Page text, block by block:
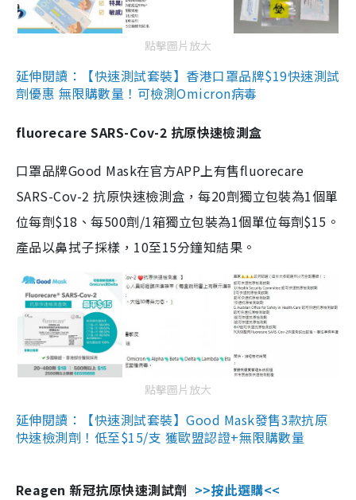
點擊圖片放大
延伸閱讀：【快速測試套裝】香港口罩品牌$19快速測試
劑優惠 無限購數量！可檢測Omicron病毒
fluorecare SARS-Cov-2 抗原快速檢測盒
口罩品牌Good Mask在官方APP上有售fluorecare
SARS-Cov-2 抗原快速檢測盒，每20劑獨立包裝為1個單
位每劑$18、每500劑/1箱獨立包裝為1個單位每劑$15。
產品以鼻拭子採樣，10至15分鐘知結果。
點擊圖片放大
延伸閱讀：【快速測試套裝】Good Mask發售3款抗原
快速檢測劑！低至$15/支 獲歐盟認證+無限購數量
Reagen 新冠抗原快速測試劑 >>按此選購<<